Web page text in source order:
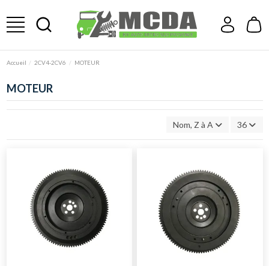
Accueil 2CV4-2CV6 MOTEUR
MOTEUR
Nom, Z à A 36